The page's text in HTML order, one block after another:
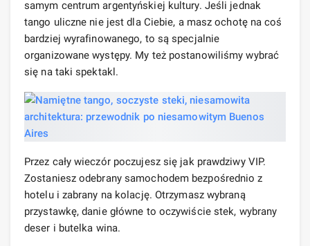
samym centrum argentyńskiej kultury. Jeśli jednak
tango uliczne nie jest dla Ciebie, a masz ochotę na coś
bardziej wyrafinowanego, to są specjalnie
organizowane występy. My też postanowiliśmy wybrać
się na taki spektakl.
Przez cały wieczór poczujesz się jak prawdziwy VIP.
Zostaniesz odebrany samochodem bezpośrednio z
hotelu i zabrany na kolację. Otrzymasz wybraną
przystawkę, danie główne to oczywiście stek, wybrany
deser i butelka wina.